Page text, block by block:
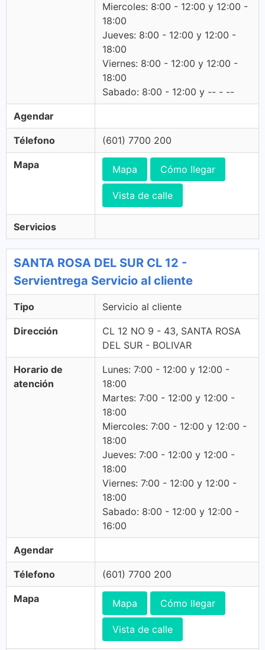
Miercoles: 8:00 - 12:00 y 12:00 -
18:00
Jueves: 8:00 - 12:00 y 12:00 -
18:00
Viernes: 8:00 - 12:00 y 12:00 -
18:00
Sabado: 8:00 - 12:00 y -- - --
Agendar
Télefono (601) 7700 200
Mapa Mapa Cómo llegar
Vista de calle
Servicios
SANTA ROSA DEL SUR CL 12 -
Servientrega Servicio al cliente
Tipo Servicio al cliente
Dirección
CL 12 NO 9 - 43, SANTA ROSA
DEL SUR - BOLIVAR
Horario de
atención
Lunes: 7:00 - 12:00 y 12:00 -
18:00
Martes: 7:00 - 12:00 y 12:00 -
18:00
Miercoles: 7:00 - 12:00 y 12:00 -
18:00
Jueves: 7:00 - 12:00 y 12:00 -
18:00
Viernes: 7:00 - 12:00 y 12:00 -
18:00
Sabado: 8:00 - 12:00 y 12:00 -
16:00
Agendar
Télefono (601) 7700 200
Mapa Mapa Cómo llegar
Vista de calle